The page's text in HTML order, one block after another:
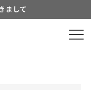
まして